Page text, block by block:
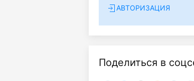
АВТОРИЗАЦИЯ
Поделиться в